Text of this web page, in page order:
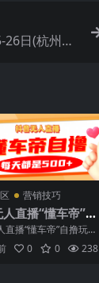
26日(杭州2
营销技巧
直播“懂车帝”自
每天2小时收益5
直播“懂车帝”自撸玩
2小时收益500+
0 0 238